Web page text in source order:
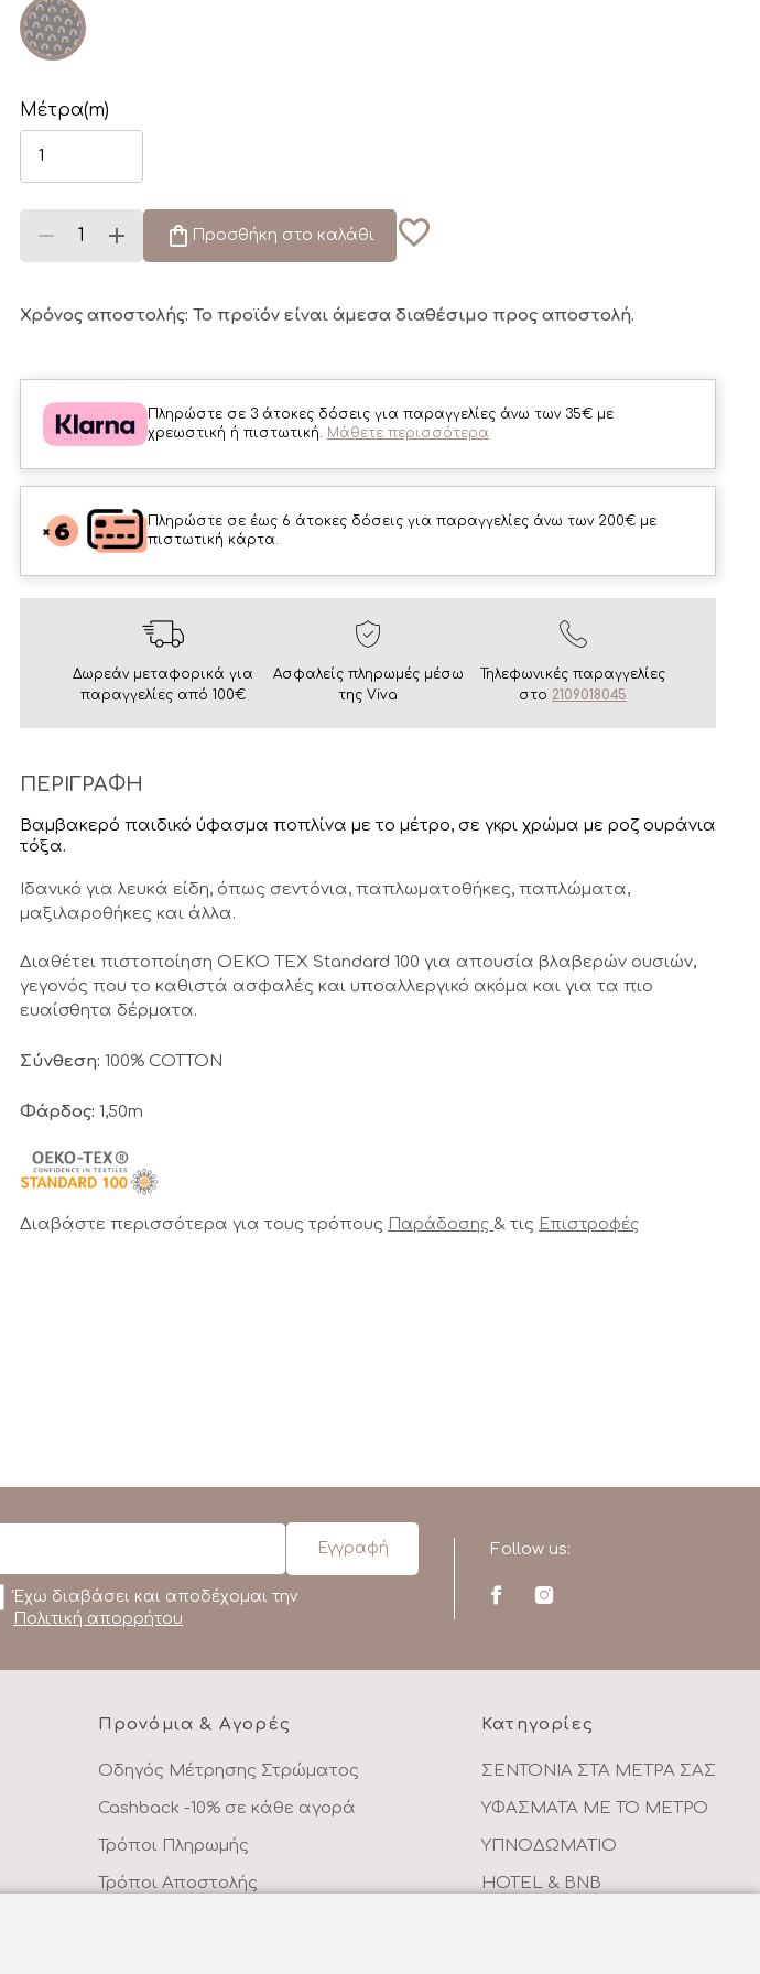
Μέτρα(m)
Προσθήκη στο καλάθι
Χρόνος αποστολής: Το προϊόν είναι άμεσα διαθέσιμο προς αποστολή.
Πληρώστε σε 3 άτοκες δόσεις για παραγγελίες άνω των 35€ με
χρεωστική ή πιστωτική. Μάθετε περισσότερα
Πληρώστε σε έως 6 άτοκες δόσεις για παραγγελίες άνω των 200€ με
πιστωτική κάρτα.
Δωρεάν μεταφορικά για
παραγγελίες από 100€
Ασφαλείς πληρωμές μέσω
της Viva
Τηλεφωνικές παραγγελίες
στο 2109018045
ΠΕΡΙΓΡΑΦΗ
Βαμβακερό παιδικό ύφασμα ποπλίνα με το μέτρο, σε γκρι χρώμα με ροζ ουράνια
τόξα.
Ιδανικό για λευκά είδη, όπως σεντόνια, παπλωματοθήκες, παπλώματα,
μαξιλαροθήκες και άλλα.
Διαθέτει πιστοποίηση OEKO TEX Standard 100 για απουσία βλαβερών ουσιών,
γεγονός που το καθιστά ασφαλές και υποαλλεργικό ακόμα και για τα πιο
ευαίσθητα δέρματα.
Σύνθεση: 100% COTTON
Φάρδος: 1,50m
Διαβάστε περισσότερα για τους τρόπους Παράδοσης & τις Επιστροφές
Έχω διαβάσει και αποδέχομαι την
Πολιτική απορρήτου
Follow us:
Προνόμια & Αγορές
Οδηγός Μέτρησης Στρώματος
Cashback -10% σε κάθε αγορά
Τρόποι Πληρωμής
Τρόποι Αποστολής
Κατηγορίες
ΣΕΝΤΟΝΙΑ ΣΤΑ ΜΕΤΡΑ ΣΑΣ
ΥΦΑΣΜΑΤΑ ΜΕ ΤΟ ΜΕΤΡΟ
ΥΠΝΟΔΩΜΑΤΙΟ
HOTEL & BNB